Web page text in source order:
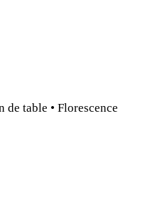
de table • Florescence